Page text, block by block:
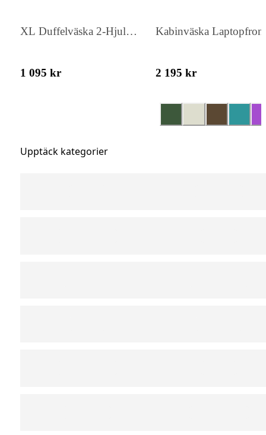
XL Duffelväska 2-Hjul
1 095 kr
Kabinväska
2 195 kr
Upptäck kategorier